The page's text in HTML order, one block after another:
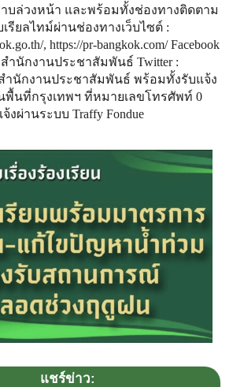
บล่วงหน้า และพร้อมทั้งช่องทางติดตาม
รียลไทม์ผ่านช่องทางเว็บไซต์ :
/, https://pr-bangkok.com/ Facebook
สำนักงานประชาสัมพันธ์ Twitter :
สำนักงานประชาสัมพันธ์ พร้อมทั้งรับแจ้ง
พื้นที่กรุงเทพฯ ที่หมายเลขโทรศัพท์ 0
งผ่านระบบ Traffy Fondue
แชร์ข่าว: